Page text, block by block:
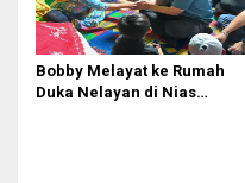
Bobby Melayat ke Rumah
Duka Nelayan di Nias